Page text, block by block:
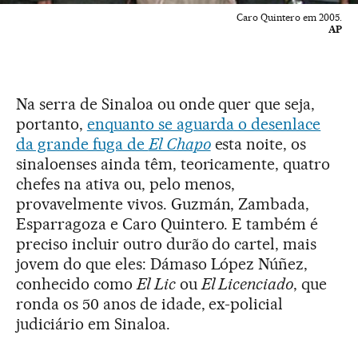
Caro Quintero em 2005.
AP
Na serra de Sinaloa ou onde quer que seja,
portanto, enquanto se aguarda o desenlace
da grande fuga deEl Chapoesta noite, os
sinaloenses ainda têm, teoricamente, quatro
chefes na ativa ou, pelo menos,
provavelmente vivos. Guzmán, Zambada,
Esparragoza e Caro Quintero. E também é
preciso incluir outro durão do cartel, mais
jovem do que eles: Dámaso López Núñez,
conhecido comoEl LicouEl Licenciado, que
ronda os 50 anos de idade, ex-policial
judiciário em Sinaloa.